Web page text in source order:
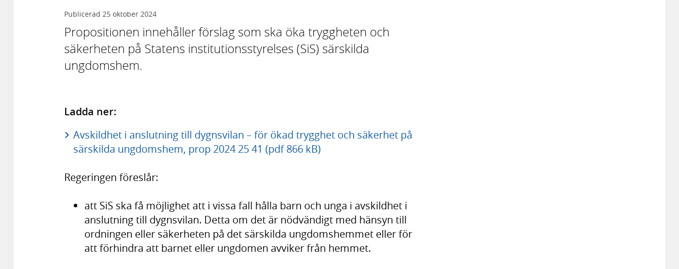
Publicerad 25 oktober 2024
Propositionen innehåller förslag som ska öka tryggheten och
säkerheten på Statens institutionsstyrelses (SiS) särskilda
ungdomshem.
Ladda ner:
Avskildhet i anslutning till dygnsvilan – för ökad trygghet och säkerhet på
särskilda ungdomshem, prop 2024 25 41 (pdf 866 kB)
Regeringen föreslår:
att SiS ska få möjlighet att i vissa fall hålla barn och unga i avskildhet i
anslutning till dygnsvilan. Detta om det är nödvändigt med hänsyn till
ordningen eller säkerheten på det särskilda ungdomshemmet eller för
att förhindra att barnet eller ungdomen avviker från hemmet.